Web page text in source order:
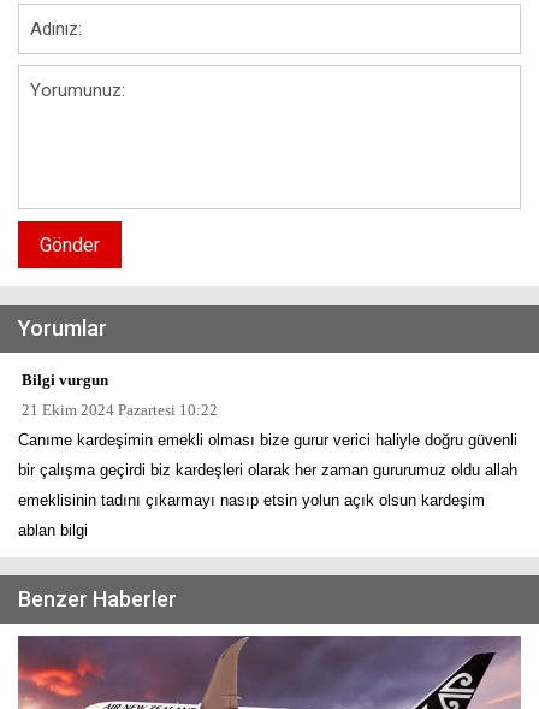
Gönder
Yorumlar
Bilgi vurgun
21 Ekim 2024 Pazartesi 10:22
Canıme kardeşimin emekli olması bize gurur verici haliyle doğru güvenli
bir çalışma geçirdi biz kardeşleri olarak her zaman gururumuz oldu allah
emeklisinin tadını çıkarmayı nasıp etsin yolun açık olsun kardeşim
ablan bilgi
Benzer Haberler